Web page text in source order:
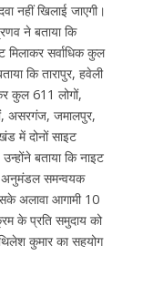
नहीं खिलाई जाएगी।
ने बताया कि
सर्वाधिक कुल
कि तारापुर, हवेली
कुल 611 लोगों,
असरगंज, जमालपुर,
में दोनों साइट
बताया कि नाइट
अनुमंडल समन्वयक
अलावा आगामी 10
के प्रति समुदाय को
कुमार का सहयोग